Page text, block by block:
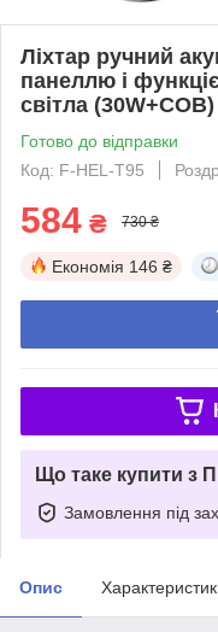
Ліхтар ручний
панеллю і
світла
Готово до відправки
Код: F-HEL-T95
584 ₴ 730 ₴
Економія 146 ₴
Що таке купити з
Замовлення під
Опис